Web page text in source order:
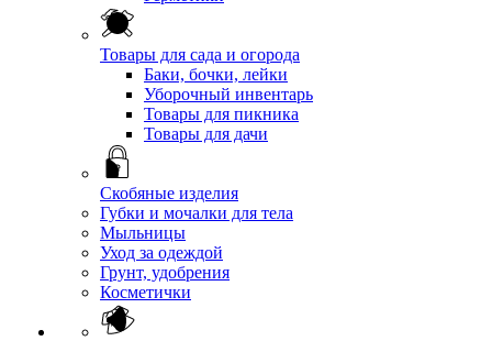
Товары для сада и огорода
Баки, бочки, лейки
Уборочный инвентарь
Товары для пикника
Товары для дачи
Скобяные изделия
Губки и мочалки для тела
Мыльницы
Уход за одеждой
Грунт, удобрения
Косметички